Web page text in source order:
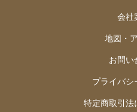
会社
地図・
お問い
プライバシ
特定商取引法